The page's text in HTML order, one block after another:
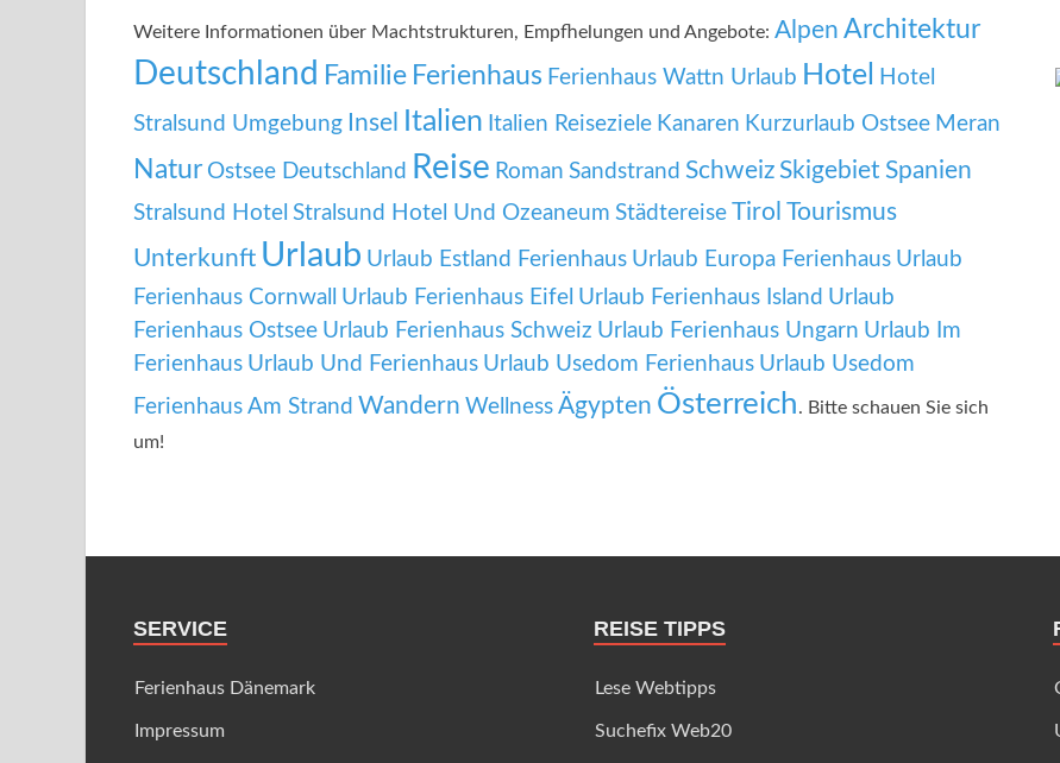
Weitere Informationen über Machtstrukturen, Empfhelungen und Angebote: Alpen Architektur
Deutschland Familie Ferienhaus Ferienhaus Wattn Urlaub Hotel Hotel
Stralsund Umgebung Insel Italien Italien Reiseziele Kanaren Kurzurlaub Ostsee Meran
Natur Ostsee Deutschland Reise Roman Sandstrand Schweiz Skigebiet Spanien
Stralsund Hotel Stralsund Hotel Und Ozeaneum Städtereise Tirol Tourismus
Unterkunft Urlaub Urlaub Estland Ferienhaus Urlaub Europa Ferienhaus Urlaub
Ferienhaus Cornwall
Urlaub Ferienhaus Eifel Urlaub Ferienhaus Island Urlaub
Ferienhaus Ostsee Urlaub Ferienhaus Schweiz Urlaub Ferienhaus Ungarn Urlaub Im
Ferienhaus Urlaub Und Ferienhaus Urlaub Usedom Ferienhaus Urlaub Usedom
Ferienhaus Am Strand Wandern Wellness Ägypten Österreich. Bitte schauen Sie sich
um!
SERVICE
Ferienhaus Dänemark
Impressum
REISE TIPPS
Lese Webtipps
Suchefix Web20